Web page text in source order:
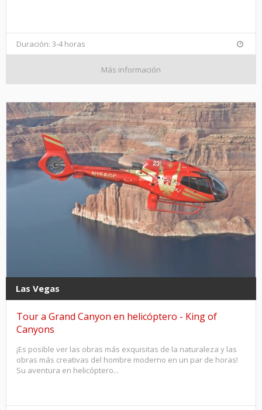
Duración: 3-4 horas
Más información
Las Vegas
Tour a Grand Canyon en helicóptero - King of
Canyons
¡Es posible ver las obras más exquisitas de la naturaleza y las
obras más creativas del hombre moderno en un par de horas!
Su aventura en helicóptero...